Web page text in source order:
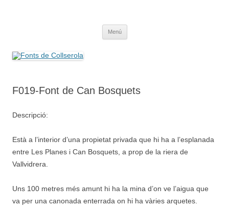
Menú
F019-Font de Can Bosquets
Descripció:
Està a l’interior d’una propietat privada que hi ha a l’esplanada
entre Les Planes i Can Bosquets, a prop de la riera de
Vallvidrera.
Uns 100 metres més amunt hi ha la mina d’on ve l’aigua que
va per una canonada enterrada on hi ha vàries arquetes.